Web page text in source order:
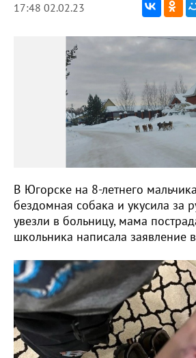
17:48 02.02.23
В Югорске на 8-летнего
бездомная собака и укусила за
увезли в больницу, мама
школьника написала заявление